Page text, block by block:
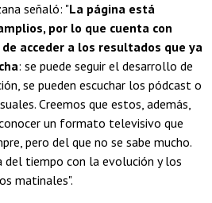
señaló: "La página está
por lo que cuenta con
acceder a los resultados que ya
: se puede seguir el desarrollo de
se pueden escuchar los pódcast o
Creemos que estos, además,
un formato televisivo que
pero del que no se sabe mucho.
del tiempo con la evolución y los
matinales".